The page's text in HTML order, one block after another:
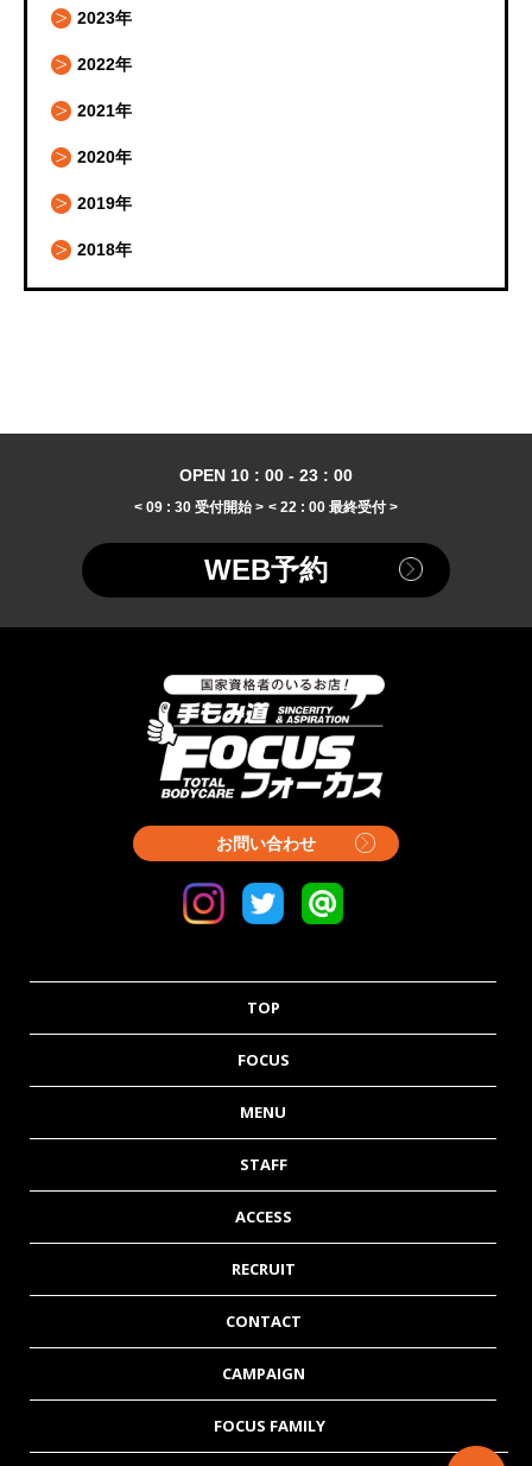
2023年
2022年
2021年
2020年
2019年
2018年
OPEN 10 : 00 - 23 : 00
< 09 : 30 受付開始 > < 22 : 00 最終受付 >
WEB予約
お問い合わせ
TOP
FOCUS
MENU
STAFF
ACCESS
RECRUIT
CONTACT
CAMPAIGN
FOCUS FAMILY